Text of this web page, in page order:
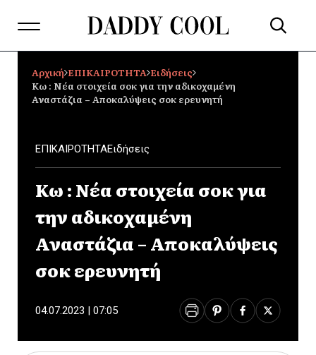
Αρχική ΕΠΙΚΑΙΡΟΤΗΤΑ Ειδήσεις
Κω : Νέα στοιχεία σοκ για την αδικοχαμένη
Αναστάζια – Αποκαλύψεις σοκ ερευνητή
ΕΠΙΚΑΙΡΟΤΗΤΑΕιδήσεις
Κω : Νέα στοιχεία σοκ για
την αδικοχαμένη
Αναστάζια – Αποκαλύψεις
σοκ ερευνητή
04.07.2023 | 07:05